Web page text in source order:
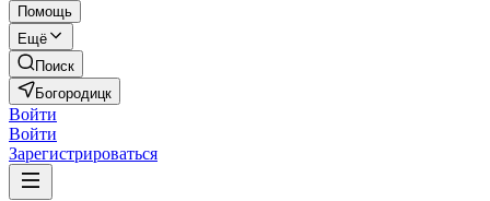
Помощь
Ещё
Поиск
Богородицк
Войти
Войти
Зарегистрироваться